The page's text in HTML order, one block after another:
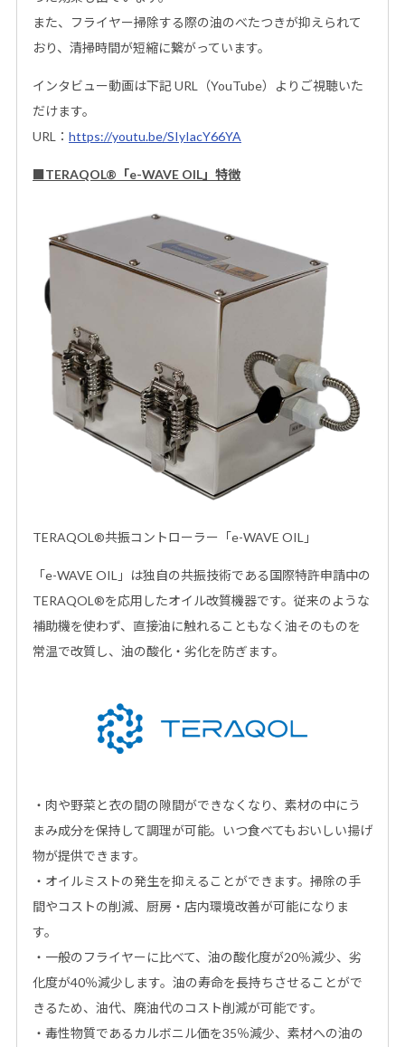
また、フライヤー掃除する際の油のべたつきが抑えられて
おり、清掃時間が短縮に繋がっています。
インタビュー動画は下記 URL（YouTube）よりご視聴いた
だけます。
URL： https://youtu.be/SIyIacY66YA
■TERAQOL® 「e-WAVE OIL」特徴
TERAQOL®共振コントローラー「e-WAVE OIL」
「e-WAVE OIL」は独自の共振技術である国際特許申請中の
TERAQOL®を応用したオイル改質機器です。従来のような
補助機を使わず、直接油に触れることもなく油そのものを
常温で改質し、油の酸化・劣化を防ぎます。
・肉や野菜と衣の間の隙間ができなくなり、素材の中にう
まみ成分を保持して調理が可能。いつ食べてもおいしい揚げ
物が提供できます。
・オイルミストの発生を抑えることができます。掃除の手
間やコストの削減、厨房・店内環境改善が可能になりま
す。
・一般のフライヤーに比べて、油の酸化度が20％減少、劣
化度が40％減少します。油の寿命を長持ちさせることがで
きるため、油代、廃油代のコスト削減が可能です。
・毒性物質であるカルボニル価を35％減少、素材への油の